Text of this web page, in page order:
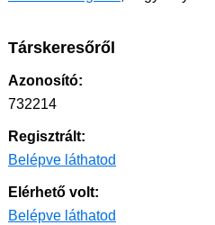
Társkeresőről
Azonosító:
732214
Regisztrált:
Belépve láthatod
Elérhető volt:
Belépve láthatod